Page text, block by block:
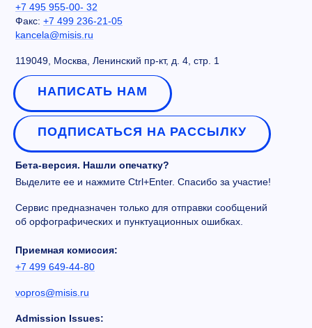
+7 495 955-00- 32
Факс: +7 499 236-21-05
kancela@misis.ru
119049, Москва, Ленинский пр-кт, д. 4, стр. 1
НАПИСАТЬ НАМ
ПОДПИСАТЬСЯ НА РАССЫЛКУ
Бета-версия. Нашли опечатку?
Выделите ее и нажмите Ctrl+Enter. Спасибо за участие!
Сервис предназначен только для отправки сообщений
об орфографических и пунктуационных ошибках.
Приемная комиссия:
+7 499 649-44-80
vopros@misis.ru
Admission Issues: